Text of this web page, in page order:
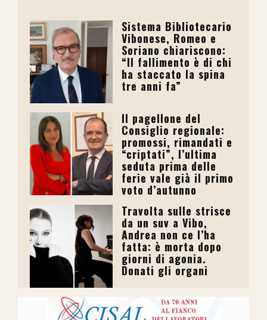
Sistema Bibliotecario
Vibonese, Romeo e
Soriano chiariscono:
“Il fallimento è di chi
ha staccato la spina
tre anni fa”
Il pagellone del
Consiglio regionale:
promossi, rimandati e
“criptati”, l’ultima
seduta prima delle
ferie vale già il primo
voto d’autunno
Travolta sulle strisce
da un suv a Vibo,
Andrea non ce l’ha
fatta: è morta dopo
giorni di agonia.
Donati gli organi